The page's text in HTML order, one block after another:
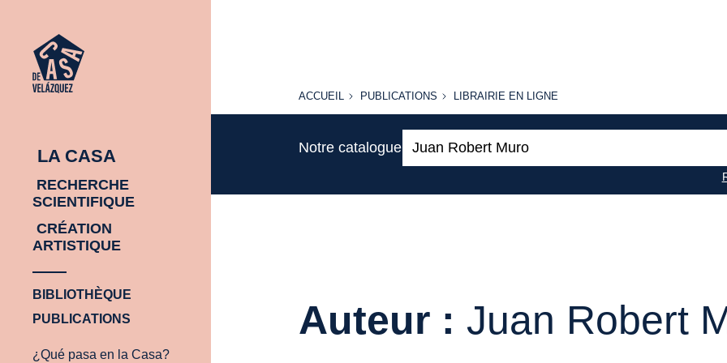
LA CASA
RECHERCHE
SCIENTIFIQUE
CRÉATION
ARTISTIQUE
BIBLIOTHÈQUE
PUBLICATIONS
¿Qué pasa en la Casa?
ACCUEIL
ACCUEIL PUBLICATIONS
PUBLICATIONS
LIBRAIRIE
LIBRAIRIE EN LIGNE
Notre catalogue:
Auteur : Juan Robert